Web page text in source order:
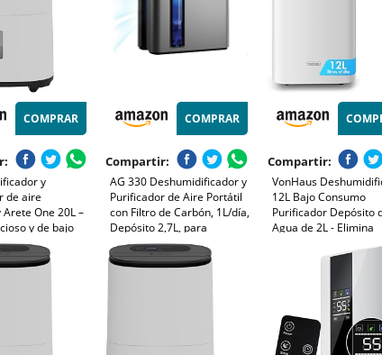
COMPRAR
y
de aire
One 20L –
y de bajo
humedad
filtro HEPA y
eficiente
COMPRAR
Compartir:
AG 330 Deshumidificador y
Purificador de Aire Portátil
con Filtro de Carbón, 1L/día,
Depósito 2,7L, para
Habitaciones hasta 35m²,
Luz LED 7 Colores
Compartir:
VonHaus
12L Bajo Consumo
Purificador Depósito
Agua de 2L - Elimina
Humedad y
Previene el Moho y los